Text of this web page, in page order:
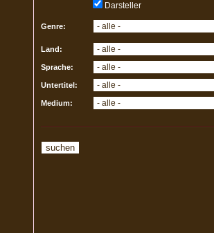
Darsteller
Genre:
Land:
Sprache:
Untertitel:
Medium: